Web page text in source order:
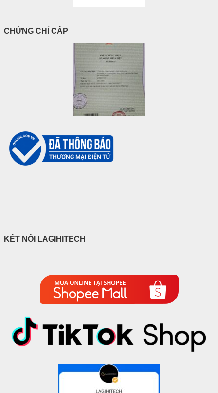
CHỨNG CHỈ CẤP
KẾT NỐI LAGIHITECH